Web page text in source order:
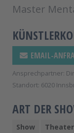
Master
EMAIL-
Ansprechpartner:
Standort: 6020
ART DER
Show